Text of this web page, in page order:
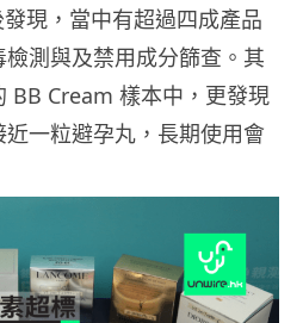
現，當中有超過四成產品
測與及禁用成分篩查。其
BB Cream 樣本中，更發現
一粒避孕丸，長期使用會